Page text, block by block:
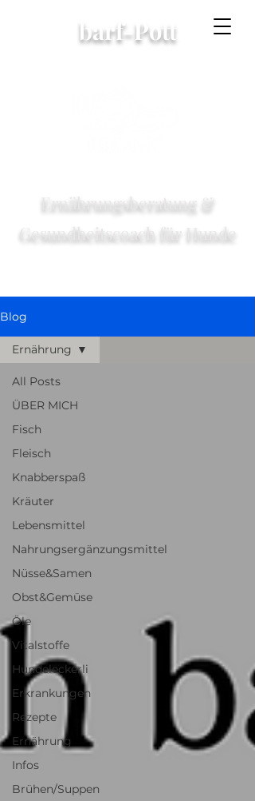
barf-Pott
Ernährungsberatung &
Gesundheitscoach für Hunde
Blog
All Posts
ÜBER MICH
Fisch
Fleisch
Knabberspaß
Kräuter
Lebensmittel
Nahrungsergänzungsmittel
Nüsse&Samen
Obst&Gemüse
Öle
Vitalstoffe
Hundeleckerli
Erkrankungen
Rezepte
Ernährung
Infos
Brühen/Suppen
Ernährung